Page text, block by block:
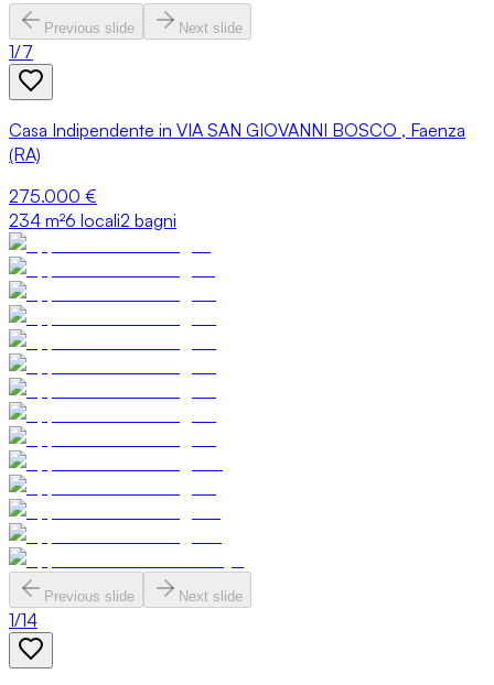
Previous slide Next slide
1/7
Casa Indipendente in VIA SAN GIOVANNI BOSCO , Faenza
(RA)
275.000 €
234 m²6 locali2 bagni
Previous slide Next slide
1/14